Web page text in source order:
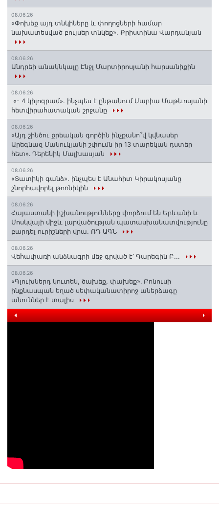
08.06.26
«Փոխեք այդ տնկիները և փողոցների համար
նախատեսված բույսեր տնկեք». Քրիստինա Վարդանյան
08.06.26
Անդրեի անակնկալը Էնջլ Մարտիրոսյանի հարսանիքին
08.06.26
«- 4 կիլոգրամ». ինչպես է ընթանում Մարիա Մաթևոսյանի
հետվիրահատական շրջանը
08.06.26
«Այդ շինծու քրեական գործին ինչքանո՞վ կվնասեր
Արեգնազ Մանուկյանի շփումն իր 13 տարեկան դստեր
հետ»․ Դերենիկ Մալխասյան
08.06.26
«Տատիկի գանձ». ինչպես է Անահիտ Կիրակոսյանը
շնորհավորել թոռնիկին
08.06.26
Հայաստանի իշխանությունները փորձում են Երևանի և
Մոսկվայի միջև լարվածության պատասխանատվությունը
բարդել ուրիշների վրա. ՌԴ ԱԳՆ
08.06.26
Վեհափառի անձնագրի մեջ գրված է՝ Գարեգին Բ...
08.06.26
«Գլուխներդ կուտեն, ծախեք, փախեք»․ Բոնուսի
ինքնասպան եղած սեփականատիրոջ աներձագը
անուններ է տալիս